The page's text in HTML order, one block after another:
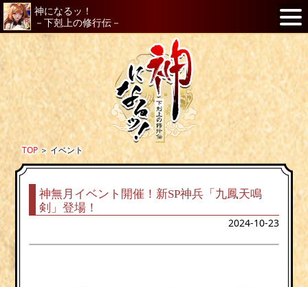
神になるッ！
－下剋上の修行伝－
TOP＞イベント
神無月イベント開催！新SP神兵「九鳳天鳴
剣」登場！
2024-10-23